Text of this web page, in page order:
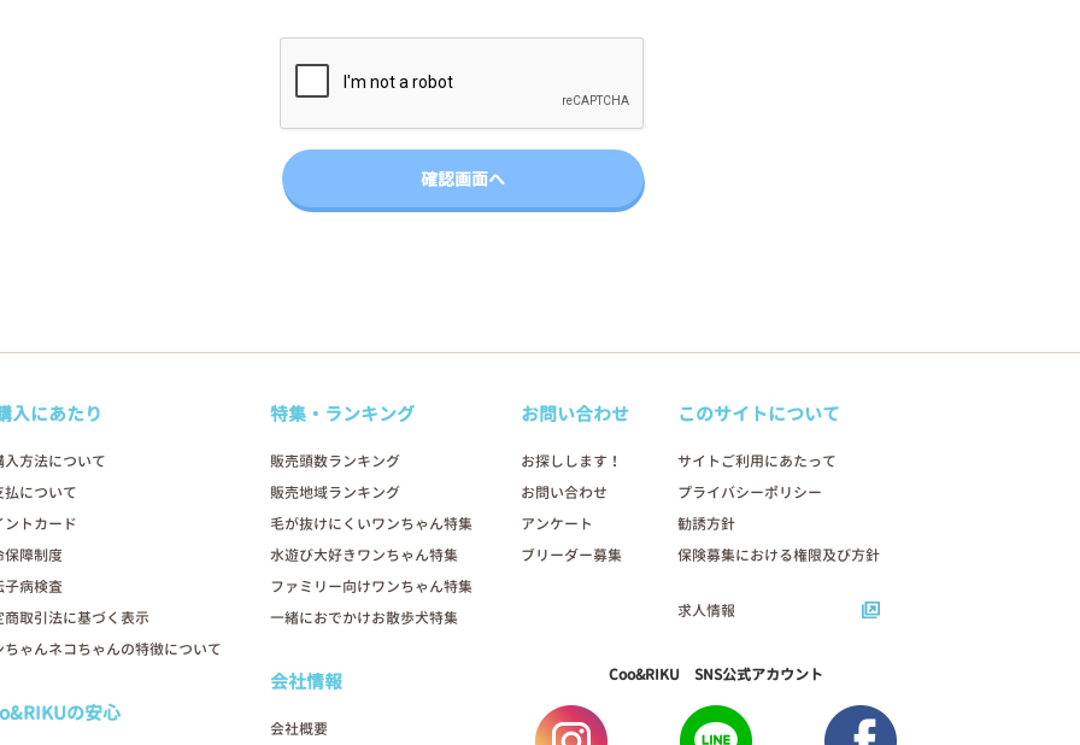
入にあたり
入方法について
払について
ントカード
保障制度
子病検査
商取引法に基づく表示
ちゃんネコちゃんの特徴について
の安心
特集・ランキング
販売頭数ランキング
販売地域ランキング
毛が抜けにくいワンちゃん特集
水遊び大好きワンちゃん特集
ファミリー向けワンちゃん特集
一緒におでかけお散歩犬特集
会社情報
会社概要
お問い合わせ
お探しします！
お問い合わせ
アンケート
ブリーダー募集
このサイトについて
サイトご利用にあたって
プライバシーポリシー
勧誘方針
保険募集における権限及び方針
求人情報
Coo&RIKU SNS公式アカウント